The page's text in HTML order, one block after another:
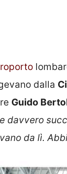
dalla
Guido
davvero
da lì.